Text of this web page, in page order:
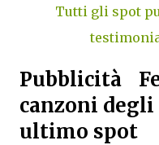
Tutti gli spot
Pubblicità
canzoni
ultimo spot